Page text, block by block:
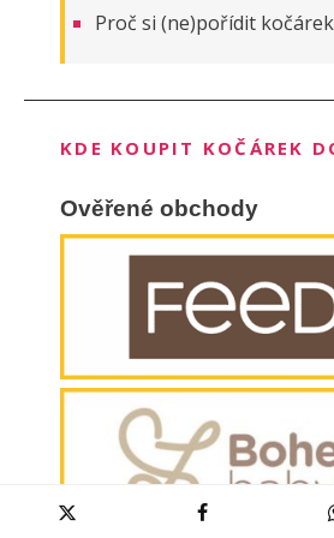
Proč si (ne)pořídit
KDE KOUPIT KOČÁREK
Ověřené obchody